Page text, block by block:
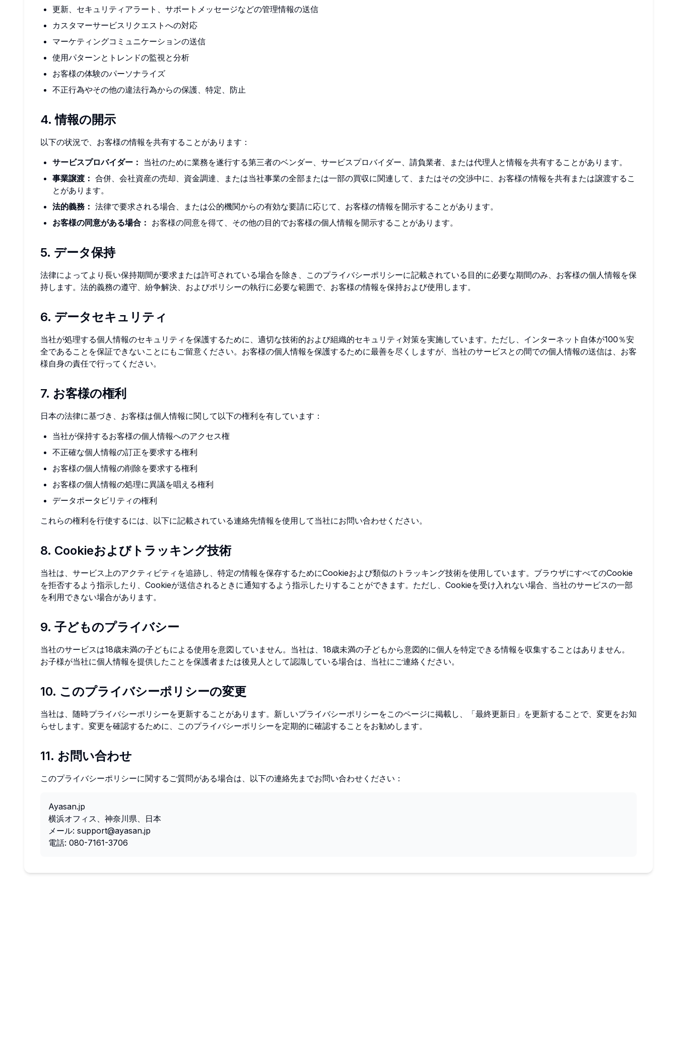
更新、セキュリティアラート、サポートメッセージなどの管理情報の送信
カスタマーサービスリクエストへの対応
マーケティングコミュニケーションの送信
使用パターンとトレンドの監視と分析
お客様の体験のパーソナライズ
不正行為やその他の違法行為からの保護、特定、防止
4. 情報の開示
以下の状況で、お客様の情報を共有することがあります：
サービスプロバイダー： 当社のために業務を遂行する第三者のベンダー、サービスプロバイダー、請負業者、または代理人と情報を共有することがあります。
事業譲渡： 合併、会社資産の売却、資金調達、または当社事業の全部または一部の買収に関連して、またはその交渉中に、お客様の情報を共有または譲渡するこ
とがあります。
法的義務： 法律で要求される場合、または公的機関からの有効な要請に応じて、お客様の情報を開示することがあります。
お客様の同意がある場合： お客様の同意を得て、その他の目的でお客様の個人情報を開示することがあります。
5. データ保持
法律によってより長い保持期間が要求または許可されている場合を除き、このプライバシーポリシーに記載されている目的に必要な期間のみ、お客様の個人情報を保
持します。法的義務の遵守、紛争解決、およびポリシーの執行に必要な範囲で、お客様の情報を保持および使用します。
6. データセキュリティ
当社が処理する個人情報のセキュリティを保護するために、適切な技術的および組織的セキュリティ対策を実施しています。ただし、インターネット自体が100％安
全であることを保証できないことにもご留意ください。お客様の個人情報を保護するために最善を尽くしますが、当社のサービスとの間での個人情報の送信は、お客
様自身の責任で行ってください。
7. お客様の権利
日本の法律に基づき、お客様は個人情報に関して以下の権利を有しています：
当社が保持するお客様の個人情報へのアクセス権
不正確な個人情報の訂正を要求する権利
お客様の個人情報の削除を要求する権利
お客様の個人情報の処理に異議を唱える権利
データポータビリティの権利
これらの権利を行使するには、以下に記載されている連絡先情報を使用して当社にお問い合わせください。
8. Cookieおよびトラッキング技術
当社は、サービス上のアクティビティを追跡し、特定の情報を保存するためにCookieおよび類似のトラッキング技術を使用しています。ブラウザにすべてのCookie
を拒否するよう指示したり、Cookieが送信されるときに通知するよう指示したりすることができます。ただし、Cookieを受け入れない場合、当社のサービスの一部
を利用できない場合があります。
9. 子どものプライバシー
当社のサービスは18歳未満の子どもによる使用を意図していません。当社は、18歳未満の子どもから意図的に個人を特定できる情報を収集することはありません。
お子様が当社に個人情報を提供したことを保護者または後見人として認識している場合は、当社にご連絡ください。
10. このプライバシーポリシーの変更
当社は、随時プライバシーポリシーを更新することがあります。新しいプライバシーポリシーをこのページに掲載し、「最終更新日」を更新することで、変更をお知
らせします。変更を確認するために、このプライバシーポリシーを定期的に確認することをお勧めします。
11. お問い合わせ
このプライバシーポリシーに関するご質問がある場合は、以下の連絡先までお問い合わせください：
Ayasan.jp
横浜オフィス、神奈川県、日本
メール: support@ayasan.jp
電話: 080-7161-3706